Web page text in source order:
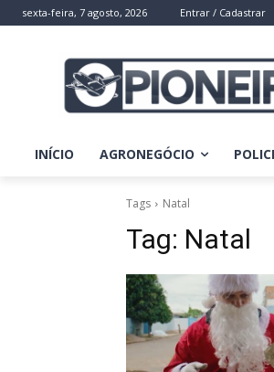
sexta-feira, 7 agosto, 2026 Entrar / Cadastrar
INÍCIO AGRONEGÓCIO
Tags Natal
Tag: Natal